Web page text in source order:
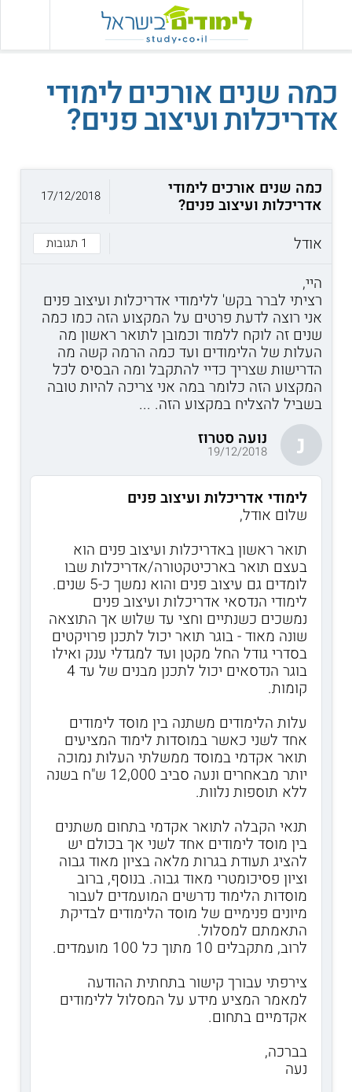
כמה שנים אורכים לימודי
אדריכלות ועיצוב פנים?
כמה שנים אורכים לימודי
אדריכלות ועיצוב פנים?
אודל
1 תגובות
17/12/2018
היי,
רציתי לברר בקש' ללימודי אדריכלות ועיצוב פנים
אני רוצה לדעת פרטים על המקצוע הזה כמו כמה
שנים זה לוקח ללמוד וכמובן לתואר ראשון מה
העלות של הלימודים ועד כמה הרמה קשה מה
הדרישות שצריך כדיי להתקבל ומה הבסיס לכל
המקצוע הזה כלומר במה אני צריכה להיות טובה
בשביל להצליח במקצוע הזה. ...
נ נועה סטרוז
19/12/2018
לימודי אדריכלות ועיצוב פנים
שלום אודל,
תואר ראשון באדריכלות ועיצוב פנים הוא
בעצם תואר בארכיטקטורה/אדריכלות שבו
לומדים גם עיצוב פנים והוא נמשך כ-5 שנים.
לימודי הנדסאי אדריכלות ועיצוב פנים
נמשכים כשנתיים וחצי עד שלוש אך התוצאה
שונה מאוד - בוגר תואר יכול לתכנן פרויקטים
בסדרי גודל החל מקטן ועד למגדלי ענק ואילו
בוגר הנדסאים יכול לתכנן מבנים של עד 4
קומות.
עלות הלימודים משתנה בין מוסד לימודים
אחד לשני כאשר במוסדות לימוד המציעים
תואר אקדמי במוסד ממשלתי העלות נמוכה
יותר מבאחרים ונעה סביב 12,000 ש"ח בשנה
ללא תוספות נלוות.
תנאי הקבלה לתואר אקדמי בתחום משתנים
בין מוסד לימודים אחד לשני אך בכולם יש
להציג תעודת בגרות מלאה בציון מאוד גבוה
וציון פסיכומטרי מאוד גבוה. בנוסף, ברוב
מוסדות הלימוד נדרשים המועמדים לעבור
מיונים פנימיים של מוסד הלימודים לבדיקת
התאמתם למסלול.
לרוב, מתקבלים 10 מתוך כל 100 מועמדים.
צירפתי עבורך קישור בתחתית ההודעה
למאמר המציע מידע על המסלול ללימודים
אקדמיים בתחום.
בברכה,
נעה